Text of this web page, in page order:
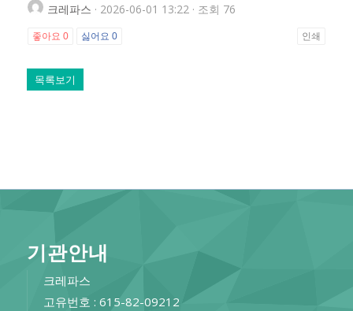
크레파스 · 2026-06-01 13:22 · 조회 76
좋아요 0 싫어요 0 인쇄
목록보기
기관안내
크레파스
고유번호 : 615-82-09212